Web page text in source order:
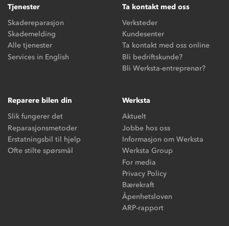
Tjenester
Skadereparasjon
Skademelding
Alle tjenester
Services in English
Ta kontakt med oss
Verksteder
Kundesenter
Ta kontakt med oss online
Bli bedriftskunde?
Bli Werksta-entreprenør?
Reparere bilen din
Slik fungerer det
Reparasjonsmetoder
Erstatningsbil til hjelp
Ofte stilte spørsmål
Werksta
Aktuelt
Jobbe hos oss
Informasjon om Werksta
Werksta Group
For media
Privacy Policy
Bærekraft
Åpenhetsloven
ARP-rapport